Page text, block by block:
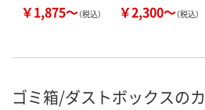
￥1,875～（税込） ￥2,300～（税込）
ゴミ箱/ダストボックスの